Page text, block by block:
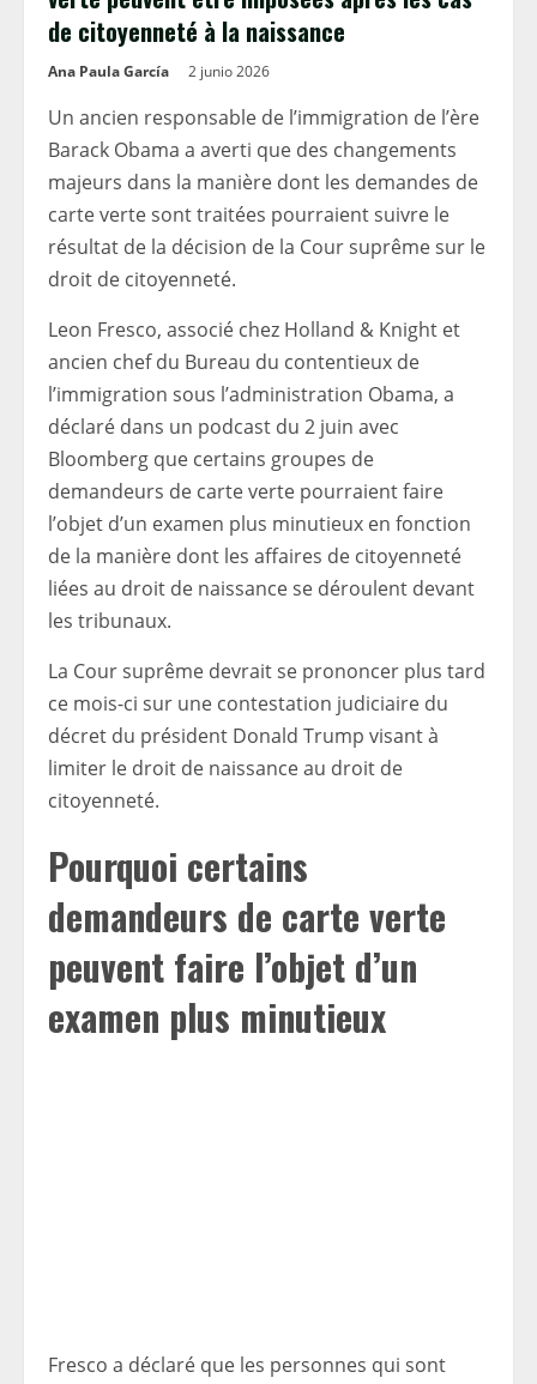
de citoyenneté à la naissance
Ana Paula García 2 junio 2026
Un ancien responsable de l’immigration de l’ère
Barack Obama a averti que des changements
majeurs dans la manière dont les demandes de
carte verte sont traitées pourraient suivre le
résultat de la décision de la Cour suprême sur le
droit de citoyenneté.
Leon Fresco, associé chez Holland & Knight et
ancien chef du Bureau du contentieux de
l’immigration sous l’administration Obama, a
déclaré dans un podcast du 2 juin avec
Bloomberg que certains groupes de
demandeurs de carte verte pourraient faire
l’objet d’un examen plus minutieux en fonction
de la manière dont les affaires de citoyenneté
liées au droit de naissance se déroulent devant
les tribunaux.
La Cour suprême devrait se prononcer plus tard
ce mois-ci sur une contestation judiciaire du
décret du président Donald Trump visant à
limiter le droit de naissance au droit de
citoyenneté.
Pourquoi certains
demandeurs de carte verte
peuvent faire l’objet d’un
examen plus minutieux
Fresco a déclaré que les personnes qui sont